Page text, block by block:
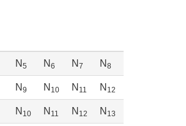
N 5 N 6 N 7 N 8
N 9 N 10 N 11 N 12
N 10 N 11 N 12 N 13